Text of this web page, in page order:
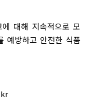
대해 지속적으로 모
예방하고 안전한 식품